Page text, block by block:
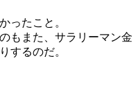
ったこと。
もまた、サラリーマン金
するのだ。